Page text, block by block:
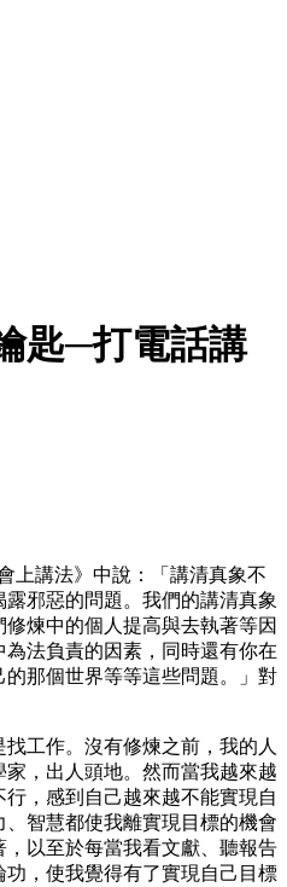
匙─打電話講
上講法》中說：「講清真象不
邪惡的問題。我們的講清真象
煉中的個人提高與去執著等因
法負責的因素，同時還有你在
那個世界等等這些問題。」對
工作。沒有修煉之前，我的人
，出人頭地。然而當我越來越
，感到自己越來越不能實現自
智慧都使我離實現目標的機會
以至於每當我看文獻、聽報告
，使我覺得有了實現自己目標